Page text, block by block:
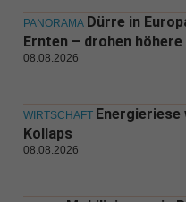
PANORAMA Dürre in
Ernten – drohen
08.08.2026
WIRTSCHAFT
Kollaps
08.08.2026